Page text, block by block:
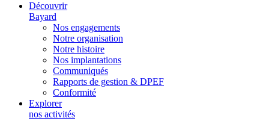
Découvrir
Bayard
Nos engagements
Notre organisation
Notre histoire
Nos implantations
Communiqués
Rapports de gestion & DPEF
Conformité
Explorer
nos activités